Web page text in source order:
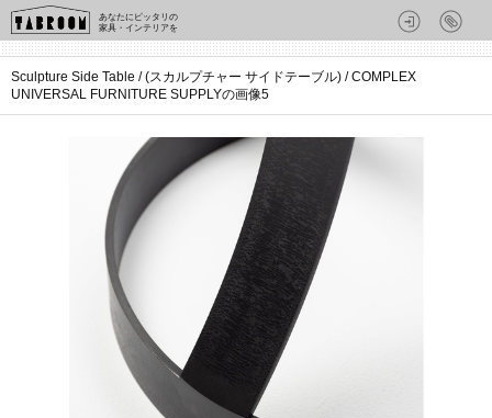
あなたにピッタリの
家具・インテリアを
Sculpture Side Table / (スカルプチャー サイドテーブル) / COMPLEX
UNIVERSAL FURNITURE SUPPLYの画像5